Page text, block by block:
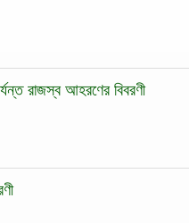
রাজস্ব আহরণের বিবরণী